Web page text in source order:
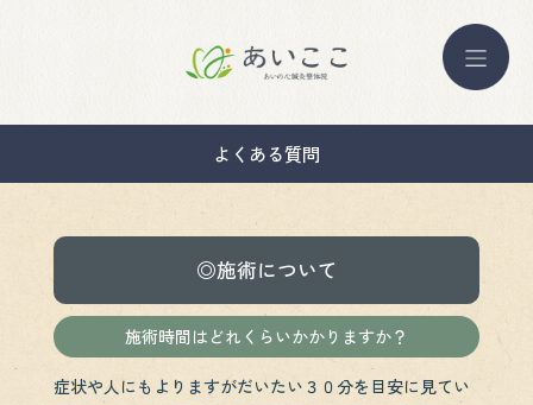
よくある質問
◎施術について
施術時間はどれくらいかかりますか？
症状や人にもよりますがだいたい３０分を目安に見てい